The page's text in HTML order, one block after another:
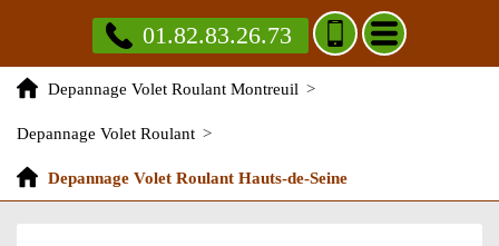
01.82.83.26.73
Depannage Volet Roulant Montreuil >
Depannage Volet Roulant >
Depannage Volet Roulant Hauts-de-Seine